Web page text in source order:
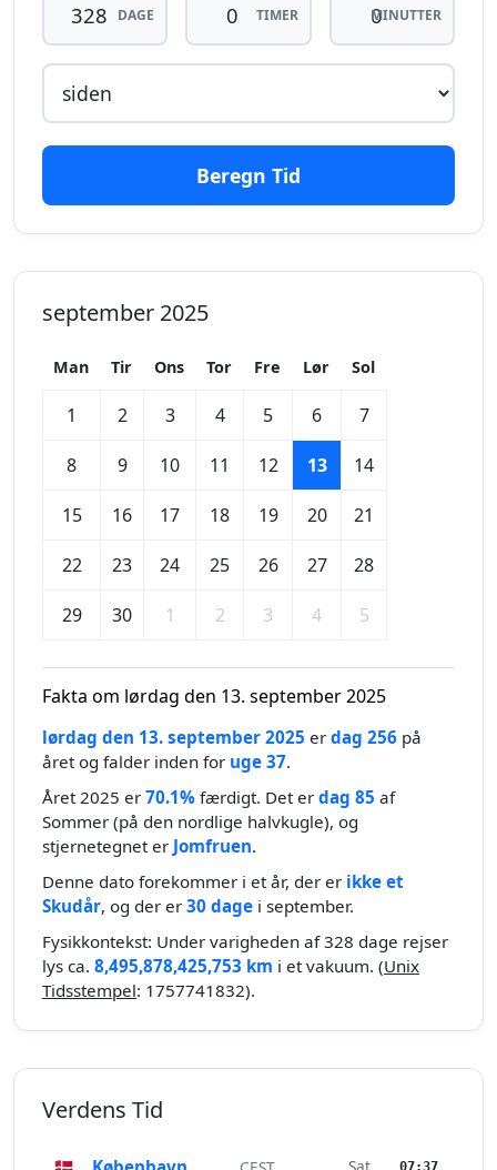
DAGE TIMER MINUTTER
Beregn Tid
september 2025
Man Tir Ons Tor Fre Lør Sol
1 2 3 4 5 6 7
8 9 10 11 12 13 14
15 16 17 18 19 20 21
22 23 24 25 26 27 28
29 30 1 2 3 4 5
Fakta om lørdag den 13. september 2025
lørdag den 13. september 2025 er dag 256 på
året og falder inden for uge 37.
Året 2025 er 70.1% færdigt. Det er dag 85 af
Sommer (på den nordlige halvkugle), og
stjernetegnet er Jomfruen.
Denne dato forekommer i et år, der er ikke et
Skudår, og der er 30 dage i september.
Fysikkontekst: Under varigheden af 328 dage rejser
lys ca. 8,495,878,425,753 km i et vakuum. (Unix
Tidsstempel: 1757741832).
Verdens Tid